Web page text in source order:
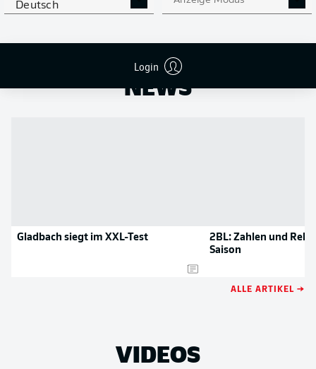
Deutsch
Login
NOCH MEHR BUNDESLIGA
IN DER APP!
NEWS
Gladbach siegt im XXL-Test
2BL: Zahlen und
Saison
ALLE ARTIKEL →
VIDEOS